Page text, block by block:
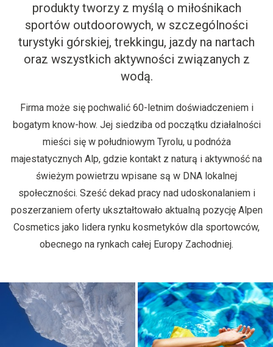
produkty tworzy z myślą o miłośnikach
sportów outdoorowych, w szczególności
turystyki górskiej, trekkingu, jazdy na nartach
oraz wszystkich aktywności związanych z
wodą.
Firma może się pochwalić 60-letnim doświadczeniem i
bogatym know-how. Jej siedziba od początku działalności
mieści się w południowym Tyrolu, u podnóża
majestatycznych Alp, gdzie kontakt z naturą i aktywność na
świeżym powietrzu wpisane są w DNA lokalnej
społeczności. Sześć dekad pracy nad udoskonalaniem i
poszerzaniem oferty ukształtowało aktualną pozycję Alpen
Cosmetics jako lidera rynku kosmetyków dla sportowców,
obecnego na rynkach całej Europy Zachodniej.